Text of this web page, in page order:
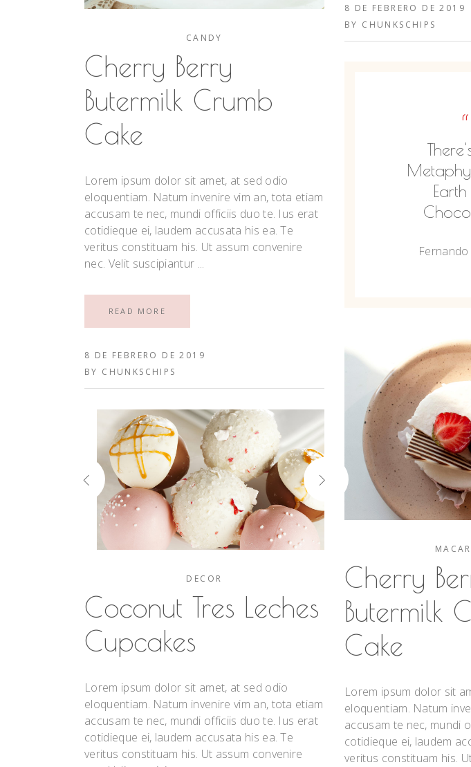
8 DE FEBRERO DE 2019
BY CHUNKSCHIPS
CANDY
Cherry Berry
Butermilk Crumb
Cake
Lorem ipsum dolor sit amet, at sed odio
eloquentiam. Natum invenire vim an, tota etiam
accusam te nec, mundi officiis duo te. Ius erat
cotidieque ei, laudem accusata his ea. Te
veritus constituam his. Ut assum convenire
nec. Velit suscipiantur
READ MORE
8 DE FEBRERO DE 2019
BY CHUNKSCHIPS
“
Earth
Cherry
Butermilk
Cake
Lorem ipsum dolor sit
eloquentiam. Natum
accusam te nec, mundi
cotidieque ei, laudem
veritus constituam his.
DECOR
Coconut Tres Leches
Cupcakes
Lorem ipsum dolor sit amet, at sed odio
eloquentiam. Natum invenire vim an, tota etiam
accusam te nec, mundi officiis duo te. Ius erat
cotidieque ei, laudem accusata his ea. Te
veritus constituam his. Ut assum convenire